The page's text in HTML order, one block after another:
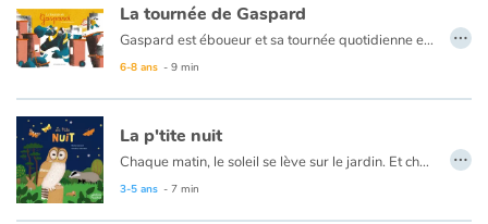
La tournée de Gaspard
Gaspard est éboueur et sa tournée quotidienne est ponctuée de petits bonheurs : le chat sur le toit, le salut du facteur, le joggeur du petit matin… Mais aujourd’hui, il manque ce petit garçon qui trottine fièrement vers l’école ! Gaspard ne peut pas imaginer ses journées sans cette rencontre. Dans les objets encombrants, dans les recyclés ou les cassés, Gaspard trouvera bien quelque part une idée pour aider son ami et retrouver ses habitudes.
6-8 ans - 9 min
…
La p'tite nuit
Chaque matin, le soleil se lève sur le jardin. Et chaque soir, il disparaît de l’autre côté. Certains animaux vont se coucher, d’autres se réveillent dès l’arrivée de l’obscurité. Pour Dame ver luisant, c’est l’heure d’illuminer son ventre et d’attirer Monsieur. Pour la chouette, le sanglier, le hérisson ou encore la chauve-souris, le noir est propice à la chasse…
3-5 ans - 7 min
…